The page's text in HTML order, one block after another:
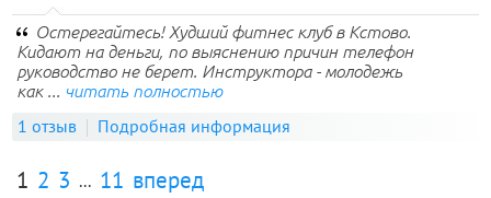
Остерегайтесь! Худший фитнес клуб в Кстово.
Кидают на деньги, по выяснению причин телефон
руководство не берет. Инструктора - молодежь
как ... читать полностью
1 отзыв Подробная информация
1 2 3 ... 11 вперед